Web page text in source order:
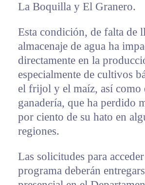
La Boquilla y El Granero.
Esta condición, de falta de
almacenaje de agua ha
directamente en la
especialmente de cultivos
el frijol y el maíz, así como
ganadería, que ha perdido
por ciento de su hato en
regiones.
Las solicitudes para
programa deberán